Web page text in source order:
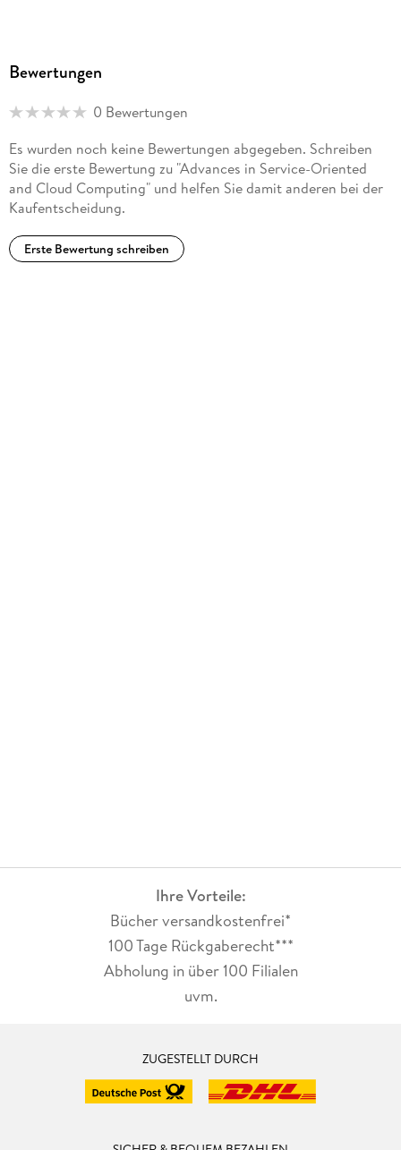
Bewertungen
0 Bewertungen
Es wurden noch keine Bewertungen abgegeben. Schreiben
Sie die erste Bewertung zu "Advances in Service-Oriented
and Cloud Computing" und helfen Sie damit anderen bei der
Kaufentscheidung.
Erste Bewertung schreiben
Ihre Vorteile:
Bücher versandkostenfrei*
100 Tage Rückgaberecht***
Abholung in über 100 Filialen
uvm.
ZUGESTELLT DURCH